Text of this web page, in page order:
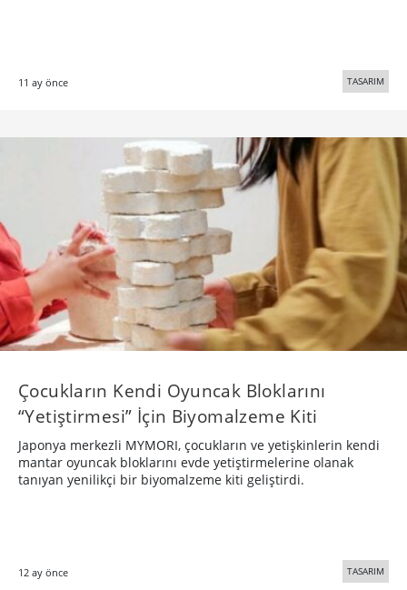
11 ay önce TASARIM
Çocukların Kendi Oyuncak Bloklarını
“Yetiştirmesi” İçin Biyomalzeme Kiti
Japonya merkezli MYMORI, çocukların ve yetişkinlerin kendi
mantar oyuncak bloklarını evde yetiştirmelerine olanak
tanıyan yenilikçi bir biyomalzeme kiti geliştirdi.
12 ay önce TASARIM